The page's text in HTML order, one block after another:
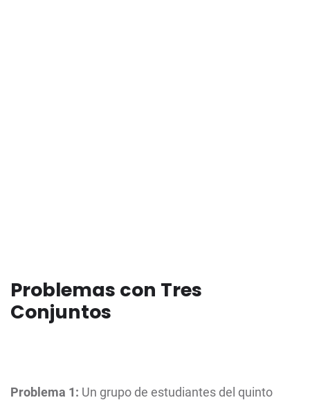
Problemas con Tres
Conjuntos
Problema 1: Un grupo de estudiantes del quinto